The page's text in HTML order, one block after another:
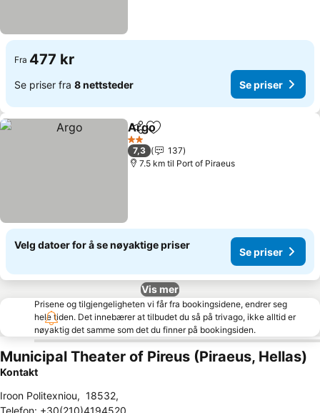
Fra 477 kr
Se priser fra 8 nettsteder Se priser
Del Legg til i favoritter
Argo
2 Stjerner
7,3
137
7.5 km til Port of Piraeus
Velg datoer for å se nøyaktige priser
Se priser
Vis mer
Prisene og tilgjengeligheten vi får fra bookingsidene, endrer seg
hele tiden. Det innebærer at tilbudet du så på trivago, ikke alltid er
nøyaktig det samme som det du finner på bookingsiden.
Municipal Theater of Pireus (Piraeus, Hellas)
Kontakt
Iroon Politexniou, 18532,
Telefon: +30(210)4194520